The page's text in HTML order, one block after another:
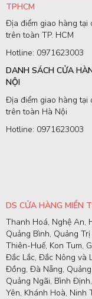
TPHCM
Địa điểm giao hàng tại
trên toàn TP. HCM
Hotline: 0971623003
DANH SÁCH CỬA
NỘI
Địa điểm giao hàng tại
trên toàn Hà Nội
Hotline: 0971623003
DS CỬA HÀNG MIỀN
Thanh Hoá, Nghệ An,
Quảng Bình, Quảng
Thiên-Huế, Kon Tum,
Đắc Lắc, Đắc Nông và
Đồng, Đà Nẵng,
Quảng Ngãi, Bình
Yên, Khánh Hoà, Ninh